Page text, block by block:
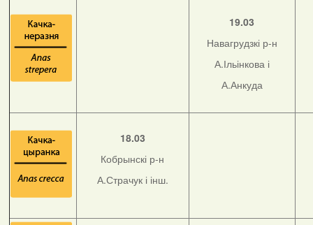
19.03
Навагрудзкі р-н
А.Ільінкова і
А.Анкуда
18.03
Кобрынскі р-н
А.Страчук і інш.